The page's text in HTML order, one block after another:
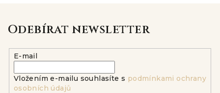
á
d
a
c
í
p
Odebírat newsletter
E-mail
Vložením e-mailu souhlasíte s podmínkami ochrany
osobních údajů